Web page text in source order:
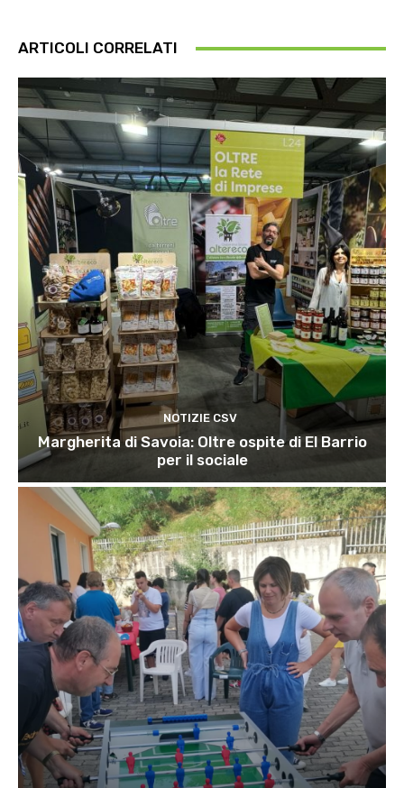
ARTICOLI CORRELATI
NOTIZIE CSV
Margherita di Savoia: Oltre ospite di El Barrio
per il sociale